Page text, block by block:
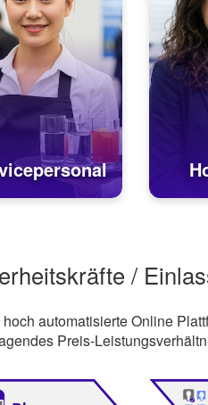
/
automatisierte Online
Preis-